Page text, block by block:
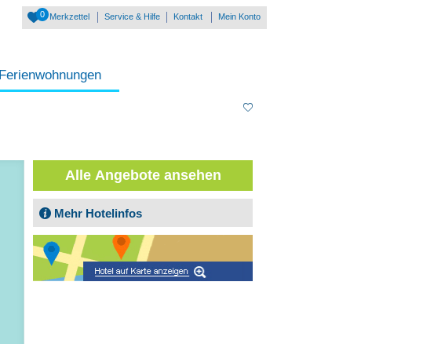
Ferienwohnungen
0 Merkzettel Service & Hilfe Kontakt Mein Konto
Alle Angebote ansehen
Mehr Hotelinfos